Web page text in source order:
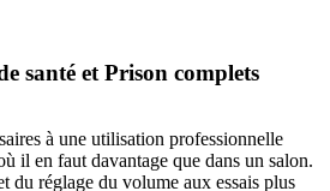
santé et Prison complets
à une utilisation professionnelle
il en faut davantage que dans un salon.
du réglage du volume aux essais plus